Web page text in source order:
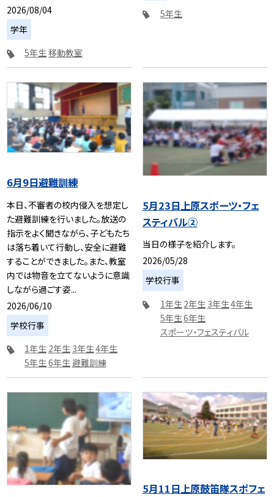
2026/08/04
学年
5年生移動教室
5年生
6月9日避難訓練
本日、不審者の校内侵入を想定し
た避難訓練を行いました。放送の
指示をよく聞きながら、子どもたち
は落ち着いて行動し、安全に避難
することができました。また、教室
内では物音を立てないように意識
しながら過ごす姿...
2026/06/10
学校行事
1年生 2年生 3年生4年生
5年生6年生避難訓練
5月23日上原スポーツ・フェ
スティバル②
当日の様子を紹介します。
2026/05/28
学校行事
1年生 2年生 3年生4年生
5年生6年生
スポーツ・フェスティバル
5月11日上原鼓笛隊スポフェ